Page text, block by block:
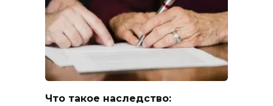
Что такое наследство: